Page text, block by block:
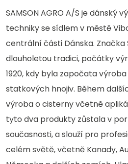
SAMSON AGRO A/S je dánský
techniky se sídlem v městě
centrální části Dánska. Značka
dlouholetou tradici, počátky
1920, kdy byla započata
statkových hnojiv. Během
výroba o cisterny včetně
tyto dva produkty zůstala v
současnosti, a slouží pro
celém světě, včetně Kanady,